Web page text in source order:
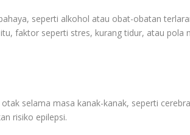
seperti alkohol atau obat-obatan
faktor seperti stres, kurang tidur, atau pola
selama masa kanak-kanak, seperti
risiko epilepsi.